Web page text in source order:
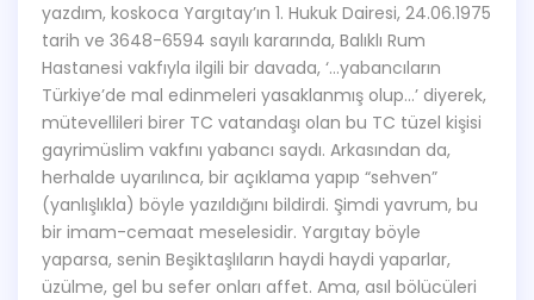
yazdım, koskoca Yargıtay’ın 1. Hukuk Dairesi, 24.06.1975
tarih ve 3648-6594 sayılı kararında, Balıklı Rum
Hastanesi vakfıyla ilgili bir davada, ‘…yabancıların
Türkiye’de mal edinmeleri yasaklanmış olup…’ diyerek,
mütevellileri birer TC vatandaşı olan bu TC tüzel kişisi
gayrimüslim vakfını yabancı saydı. Arkasından da,
herhalde uyarılınca, bir açıklama yapıp “sehven”
(yanlışlıkla) böyle yazıldığını bildirdi. Şimdi yavrum, bu
bir imam-cemaat meselesidir. Yargıtay böyle
yaparsa, senin Beşiktaşlıların haydi haydi yaparlar,
üzülme, gel bu sefer onları affet. Ama, asıl bölücüleri